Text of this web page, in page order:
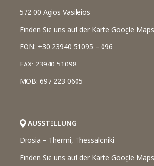
572 00 Agios Vasileios
Finden Sie uns auf der Karte Google Maps
FON: +30 23940 51095 – 096
FAX: 23940 51098
MOB: 697 223 0605
AUSSTELLUNG
Drosia – Thermi, Thessaloniki
Finden Sie uns auf der Karte Google Maps